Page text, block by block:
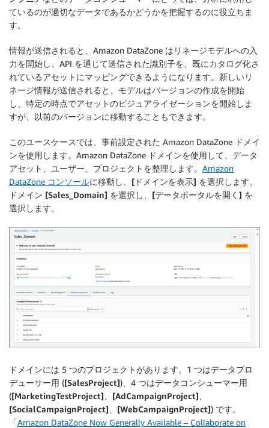
ているのが適切なデータであるかどうかを把握するのに役立ちま
す。
情報が送信されると、Amazon DataZone はリネージモデルへの入
力を開始し、API を通じて送信された識別子を、既にカタログ化さ
れているアセットにマッピングできるようになります。新しいリ
ネージ情報が送信されると、モデルはバージョンの作成を開始
し、特定の時点でアセットのビジュアライゼーションを開始しま
すが、以前のバージョンに移動することもできます。
このユースケースでは、事前設定された Amazon DataZone ドメイ
ンを使用します。Amazon DataZone ドメインを使用して、データ
アセット、ユーザー、プロジェクトを整理します。 Amazon
DataZone コンソールに移動し、 [ドメインを表示] を選択します。
ドメイン [Sales_Domain] を選択し、 [データポータルを開く] を
選択します。
ドメインには 5 つのプロジェクトがあります。1 つはデータプロ
デューサー用 ([SalesProject])、4 つはデータコンシューマー用
([MarketingTestProject] [AdCampaignProject]
[SocialCampaignProject]
[WebCampaignProject]) です。
「Amazon DataZone Now Generally Available – Collaborate on